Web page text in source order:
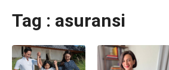
Tag : asuransi